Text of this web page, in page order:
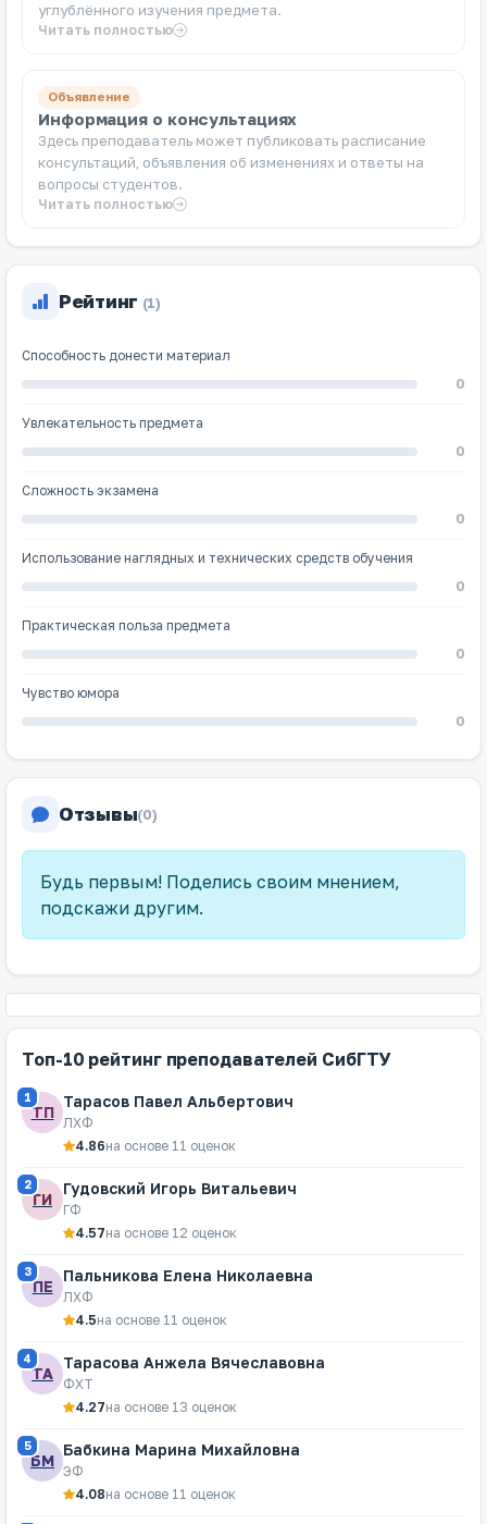
углублённого изучения предмета.
Читать полностью
Объявление
Информация о консультациях
Здесь преподаватель может публиковать расписание
консультаций, объявления об изменениях и ответы на
вопросы студентов.
Читать полностью
Рейтинг (1)
Способность донести материал
0
Увлекательность предмета
0
Сложность экзамена
0
Использование наглядных и технических средств обучения
0
Практическая польза предмета
0
Чувство юмора
0
Отзывы(0)
Будь первым! Поделись своим мнением,
подскажи другим.
Топ-10 рейтинг преподавателей СибГТУ
ТП
1 Тарасов Павел Альбертович
ЛХФ
4.86на основе 11 оценок
ГИ
2 Гудовский Игорь Витальевич
ГФ
4.57на основе 12 оценок
ПЕ
3 Пальникова Елена Николаевна
ЛХФ
4.5на основе 11 оценок
ТА
4 Тарасова Анжела Вячеславовна
ФХТ
4.27на основе 13 оценок
БМ
5 Бабкина Марина Михайловна
ЭФ
4.08на основе 11 оценок